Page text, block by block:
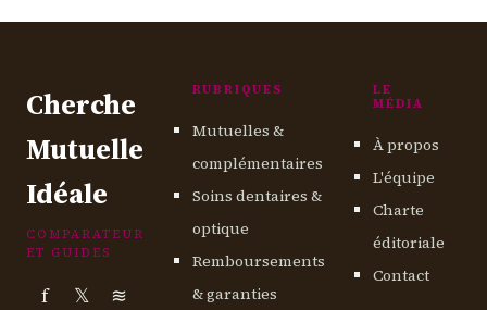
Cherche
Mutuelle
Idéale
COMPARATEUR
ET GUIDES
f 𝕏 ≋
RUBRIQUES
Mutuelles &
complémentaires
Soins dentaires &
optique
Remboursements
& garanties
LE
MÉDIA
À propos
L'équipe
Charte
éditoriale
Contact